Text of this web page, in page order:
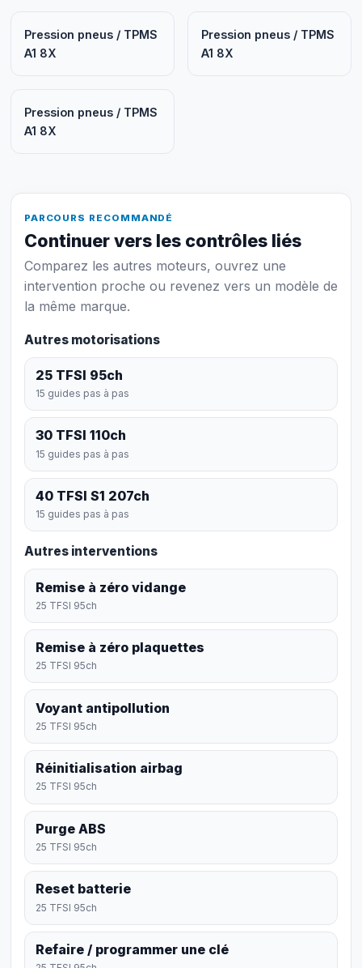
Pression pneus / TPMS
A1 8X
Pression pneus / TPMS
A1 8X
Pression pneus / TPMS
A1 8X
PARCOURS RECOMMANDÉ
Continuer vers les contrôles liés
Comparez les autres moteurs, ouvrez une
intervention proche ou revenez vers un modèle de
la même marque.
Autres motorisations
25 TFSI 95ch
15 guides pas à pas
30 TFSI 110ch
15 guides pas à pas
40 TFSI S1 207ch
15 guides pas à pas
Autres interventions
Remise à zéro vidange
25 TFSI 95ch
Remise à zéro plaquettes
25 TFSI 95ch
Voyant antipollution
25 TFSI 95ch
Réinitialisation airbag
25 TFSI 95ch
Purge ABS
25 TFSI 95ch
Reset batterie
25 TFSI 95ch
Refaire / programmer une clé